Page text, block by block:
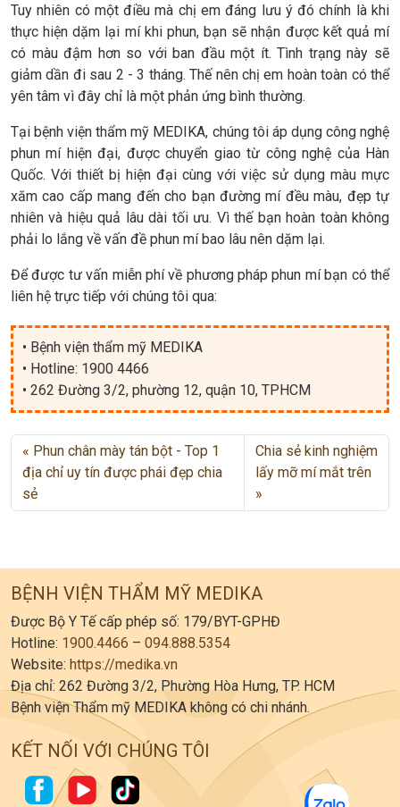
Tuy nhiên có một điều mà chị em đáng lưu ý đó chính là khi
thực hiện dặm lại mí khi phun, bạn sẽ nhận được kết quả mí
có màu đậm hơn so với ban đầu một ít. Tình trạng này sẽ
giảm dần đi sau 2 - 3 tháng. Thế nên chị em hoàn toàn có thể
yên tâm vì đây chỉ là một phản ứng bình thường.
Tại bệnh viện thẩm mỹ MEDIKA, chúng tôi áp dụng công nghệ
phun mí hiện đại, được chuyển giao từ công nghệ của Hàn
Quốc. Với thiết bị hiện đại cùng với việc sử dụng màu mực
xăm cao cấp mang đến cho bạn đường mí đều màu, đẹp tự
nhiên và hiệu quả lâu dài tối ưu. Vì thế bạn hoàn toàn không
phải lo lắng về vấn đề phun mí bao lâu nên dặm lại.
Để được tư vấn miễn phí về phương pháp phun mí bạn có thể
liên hệ trực tiếp với chúng tôi qua:
• Bệnh viện thẩm mỹ MEDIKA
• Hotline: 1900 4466
• 262 Đường 3/2, phường 12, quận 10, TPHCM
Phun chân mày tán bột - Top 1
địa chỉ uy tín được phái đẹp chia
sẻ
Chia sẻ kinh nghiệm
lấy mỡ mí mắt trên
BỆNH VIỆN THẨM MỸ MEDIKA
Được Bộ Y Tế cấp phép số: 179/BYT-GPHĐ
Hotline: 1900.4466 – 094.888.5354
Website: https://medika.vn
Địa chỉ: 262 Đường 3/2, Phường Hòa Hưng, TP. HCM
Bệnh viện Thẩm mỹ MEDIKA không có chi nhánh.
KẾT NỐI VỚI CHÚNG TÔI